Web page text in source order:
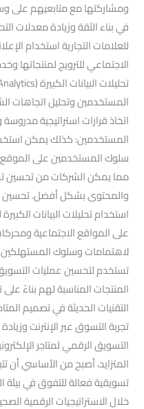
ومشاركتها مع متابعيهم على
في بناء الثقة وزيادة معدلات
للعلامات التجارية استخدام
الاجتماعي للترويج لمنتجاتها
المستخدمين وتحليل اتجاهات
اتخاذ قرارات استراتيجية
المستخدمين: كذلك يمكن
سلوك المستخدمين على
مما يمكن الشركات من تحسين
والمحتوى بشكل أفضل. تحسين
استخدام تحليلات البيانات
على المواقع الاجتماعية
تستخدم لتحسين عمليات
المنتجات المناسبة لهم بناءً
التقنيات الحديثة في تصميم
تجربة التسوق عبر الإنترنت
التسويق الرقمي لمتاجر
المتزايد، أصبح من الأساسي أن
تسويقية فعالة للتفوق في بيئة
خلال الاستراتيجيات الرقمية